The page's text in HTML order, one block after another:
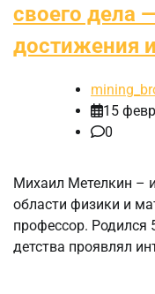
своего дела
достижения
15
0
Михаил Метелкин –
области физики и
профессор. Родился
детства проявлял